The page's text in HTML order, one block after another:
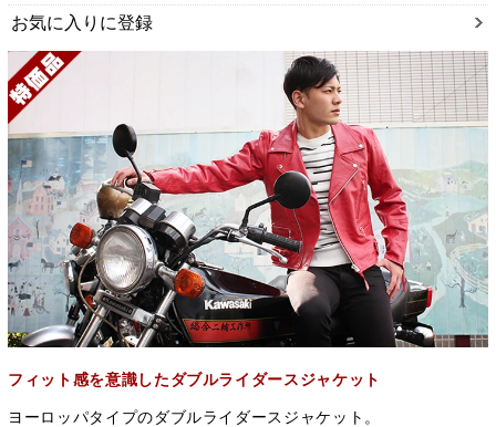
お気に入りに登録
フィット感を意識したダブルライダースジャケット
ヨーロッパタイプのダブルライダースジャケット。